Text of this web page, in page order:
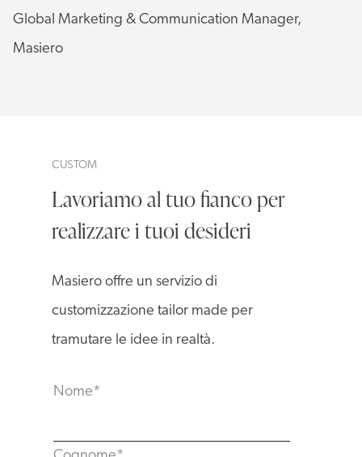
Global Marketing & Communication Manager,
Masiero
CUSTOM
Lavoriamo al tuo fianco per
realizzare i tuoi desideri
Masiero offre un servizio di
customizzazione tailor made per
tramutare le idee in realtà.
Nome*